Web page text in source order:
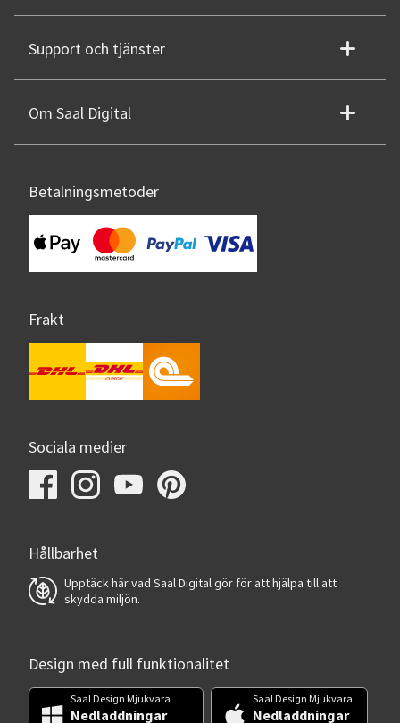
Support och tjänster
Om Saal Digital
Betalningsmetoder
Frakt
Sociala medier
Hållbarhet
Upptäck här vad Saal Digital gör för att hjälpa till att
skydda miljön.
Design med full funktionalitet
Saal Design Mjukvara
Nedladdningar
Saal Design Mjukvara
Nedladdningar